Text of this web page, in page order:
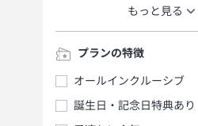
もっと見る
プランの特徴
オールインクルーシブ
誕生日・記念日特典あり